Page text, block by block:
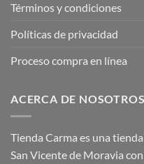
Términos y condiciones
Políticas de privacidad
Proceso compra en línea
ACERCA DE NOSOTROS
Tienda Carma es una
San Vicente de Moravia